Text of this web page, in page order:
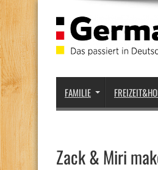
FAMILIE
Zack & Miri